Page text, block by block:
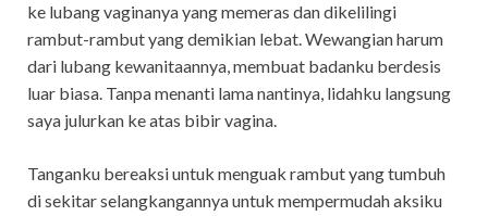
ke lubang vaginanya yang memeras dan dikelilingi
rambut-rambut yang demikian lebat. Wewangian harum
dari lubang kewanitaannya, membuat badanku berdesis
luar biasa. Tanpa menanti lama nantinya, lidahku langsung
saya julurkan ke atas bibir vagina.
Tanganku bereaksi untuk menguak rambut yang tumbuh
di sekitar selangkangannya untuk mempermudah aksiku